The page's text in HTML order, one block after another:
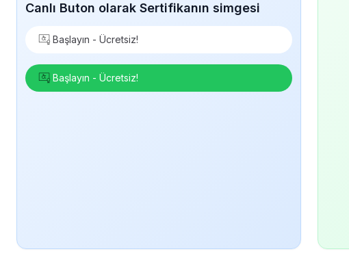
Canlı Buton olarak Sertifikanın simgesi
Başlayın - Ücretsiz!
Başlayın - Ücretsiz!